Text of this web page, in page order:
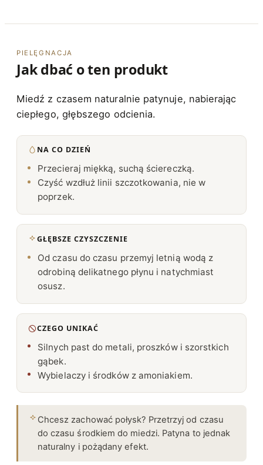
PIELĘGNACJA
Jak dbać o ten produkt
Miedź z czasem naturalnie patynuje, nabierając
ciepłego, głębszego odcienia.
NA CO DZIEŃ
Przecieraj miękką, suchą ściereczką.
Czyść wzdłuż linii szczotkowania, nie w
poprzek.
GŁĘBSZE CZYSZCZENIE
Od czasu do czasu przemyj letnią wodą z
odrobiną delikatnego płynu i natychmiast
osusz.
CZEGO UNIKAĆ
Silnych past do metali, proszków i szorstkich
gąbek.
Wybielaczy i środków z amoniakiem.
Chcesz zachować połysk? Przetrzyj od czasu
do czasu środkiem do miedzi. Patyna to jednak
naturalny i pożądany efekt.